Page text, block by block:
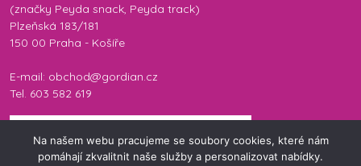
(značky Peyda snack, Peyda track)
Plzeňská 183/181
150 00 Praha - Košíře
E-mail: obchod@gordian.cz
Tel. 603 582 619
Na našem webu pracujeme se soubory cookies, které nám
pomáhají zkvalitnit naše služby a personalizovat nabídky.